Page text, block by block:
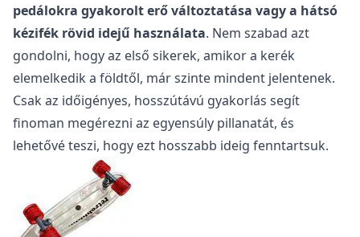
pedálokra gyakorolt erő változtatása vagy a hátsó
kézifék rövid idejű használata. Nem szabad azt
gondolni, hogy az első sikerek, amikor a kerék
elemelkedik a földtől, már szinte mindent jelentenek.
Csak az időigényes, hosszútávú gyakorlás segít
finoman megérezni az egyensúly pillanatát, és
lehetővé teszi, hogy ezt hosszabb ideig fenntartsuk.